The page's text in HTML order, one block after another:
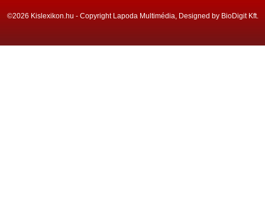
©2026 Kislexikon.hu - Copyright Lapoda Multimédia, Designed by BioDigit Kft.